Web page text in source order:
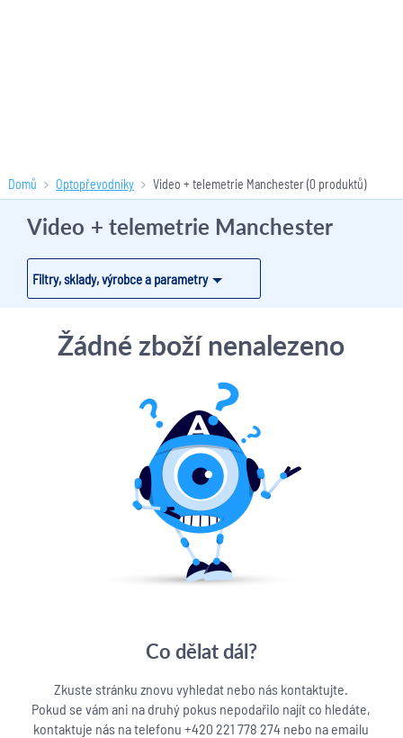
Domů Optopřevodníky Video + telemetrie Manchester(0 produktů)
Filtry, sklady, výrobce a parametry
Video + telemetrie Manchester
Žádné zboží nenalezeno
Co dělat dál?
Zkuste stránku znovu vyhledat nebo nás kontaktujte.
Pokud se vám ani na druhý pokus nepodařilo najít co hledáte,
kontaktuje nás na telefonu +420 221 778 274 nebo na emailu